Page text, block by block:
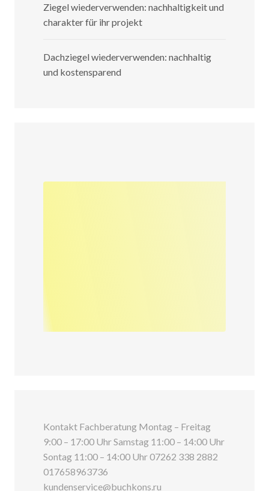
Ziegel wiederverwenden: nachhaltigkeit und
charakter für ihr projekt
Dachziegel wiederverwenden: nachhaltig
und kostensparend
Kontakt Fachberatung Montag – Freitag
9:00 – 17:00 Uhr Samstag 11:00 – 14:00 Uhr
Sontag 11:00 – 14:00 Uhr 07262 338 2882
017658963736
kundenservice@buchkons.ru